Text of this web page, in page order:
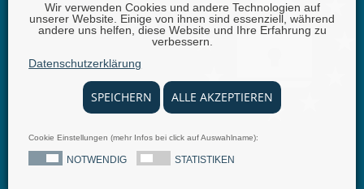
Wir verwenden Cookies und andere Technologien auf
unserer Website. Einige von ihnen sind essenziell, während
andere uns helfen, diese Website und Ihre Erfahrung zu
verbessern.
Datenschutzerklärung
SPEICHERN ALLE AKZEPTIEREN
Cookie Einstellungen (mehr Infos bei click auf Auswahlname):
NOTWENDIG STATISTIKEN
Carta GmbH |Iggelheimer Str. 26 | 67346 Speyer |
+49 (0) 62 32 - 100111 - 0 |
© 2025 carta.eu Impressum Disclaimer
Allgemeine Geschäftsbedingungen